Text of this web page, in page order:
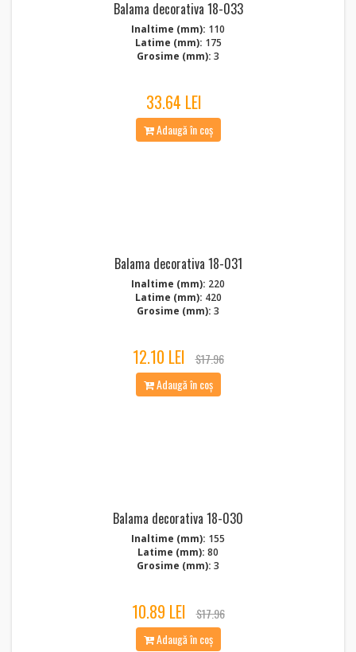
Balama decorativa 18-033
Inaltime (mm): 110
Latime (mm): 175
Grosime (mm): 3
33.64 LEI
Adaugă în coș
Balama decorativa 18-031
Inaltime (mm): 220
Latime (mm): 420
Grosime (mm): 3
12.10 LEI
$17.96
Adaugă în coș
Balama decorativa 18-030
Inaltime (mm): 155
Latime (mm): 80
Grosime (mm): 3
10.89 LEI
$17.96
Adaugă în coș